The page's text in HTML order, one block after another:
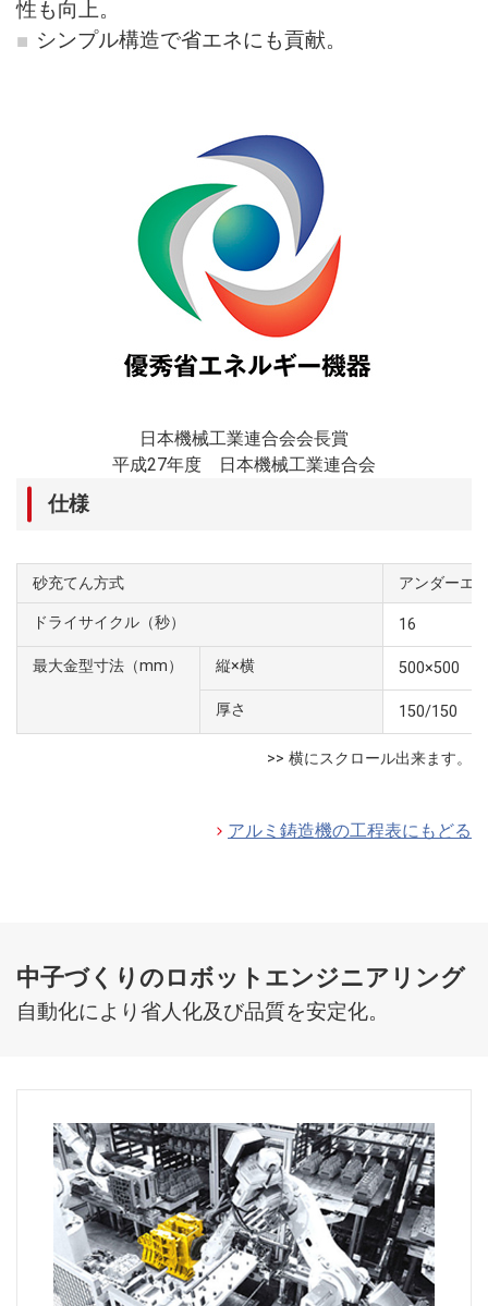
性も向上。
シンプル構造で省エネにも貢献。
日本機械工業連合会会長賞
平成27年度 日本機械工業連合会
仕様
砂充てん方式 アンダーエ
ドライサイクル（秒） 16
最大金型寸法（mm） 縦×横 500×500
厚さ 150/150
アルミ鋳造機の工程表にもどる
中子づくりのロボットエンジニアリング
自動化により省人化及び品質を安定化。